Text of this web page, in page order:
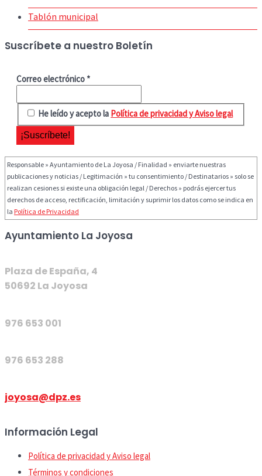
Tablón municipal
Suscríbete a nuestro Boletín
Correo electrónico *
He leído y acepto la Política de privacidad y Aviso legal
Responsable » Ayuntamiento de La Joyosa / Finalidad » enviarte nuestras
publicaciones y noticias / Legitimación » tu consentimiento / Destinatarios » solo se
realizan cesiones si existe una obligación legal / Derechos » podrás ejercer tus
derechos de acceso, rectificación, limitación y suprimir los datos como se indica en
la Política de Privacidad
Ayuntamiento La Joyosa
Plaza de España, 4
50692 La Joyosa
976 653 001
976 653 288
joyosa@dpz.es
Información Legal
Política de privacidad y Aviso legal
Términos y condiciones